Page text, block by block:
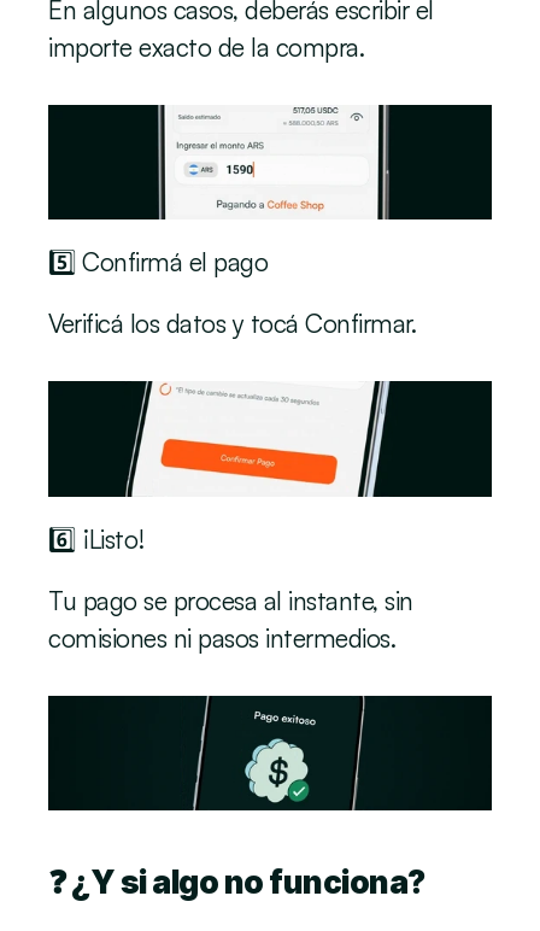
En algunos casos, deberás escribir el
importe exacto de la compra.
5️⃣ Confirmá el pago
Verificá los datos y tocá Confirmar.
6️⃣ ¡Listo!
Tu pago se procesa al instante, sin
comisiones ni pasos intermedios.
❓ ¿Y si algo no funciona?